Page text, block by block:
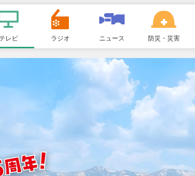
テレビ ラジオ ニュース 防災・災害